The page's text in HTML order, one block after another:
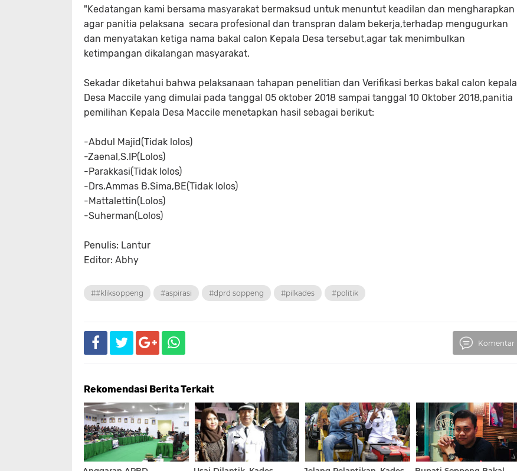
"Kedatangan kami bersama masyarakat bermaksud untuk menuntut keadilan dan mengharapkan
agar panitia pelaksana secara profesional dan transpran dalam bekerja,terhadap mengugurkan
dan menyatakan ketiga nama bakal calon Kepala Desa tersebut,agar tak menimbulkan
ketimpangan dikalangan masyarakat.
Sekadar diketahui bahwa pelaksanaan tahapan penelitian dan Verifikasi berkas bakal calon kepala
Desa Maccile yang dimulai pada tanggal 05 oktober 2018 sampai tanggal 10 Oktober 2018,panitia
pemilihan Kepala Desa Maccile menetapkan hasil sebagai berikut:
-Abdul Majid(Tidak lolos)
-Zaenal,S.IP(Lolos)
-Parakkasi(Tidak lolos)
-Drs.Ammas B.Sima,BE(Tidak lolos)
-Mattalettin(Lolos)
-Suherman(Lolos)
Penulis: Lantur
Editor: Abhy
##kliksoppeng #aspirasi #dprd soppeng #pilkades #politik
Komentar
Rekomendasi Berita Terkait